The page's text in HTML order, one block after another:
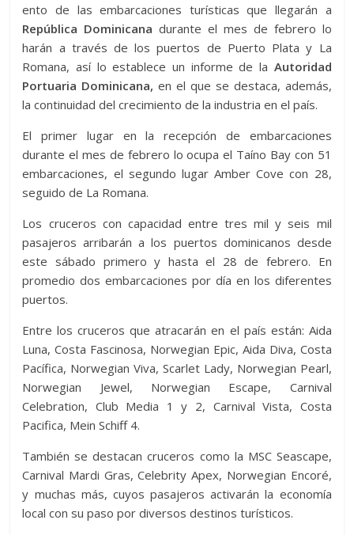
ento de las embarcaciones turísticas que llegarán a
República Dominicana durante el mes de febrero lo
harán a través de los puertos de Puerto Plata y La
Romana, así lo establece un informe de la Autoridad
Portuaria Dominicana, en el que se destaca, además,
la continuidad del crecimiento de la industria en el país.
El primer lugar en la recepción de embarcaciones
durante el mes de febrero lo ocupa el Taíno Bay con 51
embarcaciones, el segundo lugar Amber Cove con 28,
seguido de La Romana.
Los cruceros con capacidad entre tres mil y seis mil
pasajeros arribarán a los puertos dominicanos desde
este sábado primero y hasta el 28 de febrero. En
promedio dos embarcaciones por día en los diferentes
puertos.
Entre los cruceros que atracarán en el país están: Aida
Luna, Costa Fascinosa, Norwegian Epic, Aida Diva, Costa
Pacífica, Norwegian Viva, Scarlet Lady, Norwegian Pearl,
Norwegian Jewel, Norwegian Escape, Carnival
Celebration, Club Media 1 y 2, Carnival Vista, Costa
Pacifica, Mein Schiff 4.
También se destacan cruceros como la MSC Seascape,
Carnival Mardi Gras, Celebrity Apex, Norwegian Encoré,
y muchas más, cuyos pasajeros activarán la economía
local con su paso por diversos destinos turísticos.